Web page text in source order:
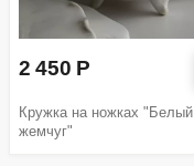
2 450 Р
Кружка на ножках "Белый
жемчуг"